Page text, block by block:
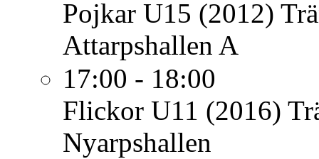
Pojkar U15 (2012)
Attarpshallen A
17:00 - 18:00
Flickor U11 (2016)
Nyarpshallen